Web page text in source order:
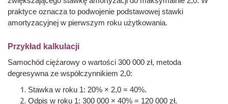
praktyce oznacza to podwojenie podstawowej stawki
amortyzacyjnej w pierwszym roku użytkowania.
Przykład kalkulacji
Samochód ciężarowy o wartości 300 000 zł, metoda
degresywna ze współczynnikiem 2,0:
Stawka w roku 1: 20% × 2,0 = 40%.
Odpis w roku 1: 300 000 × 40% = 120 000 zł.